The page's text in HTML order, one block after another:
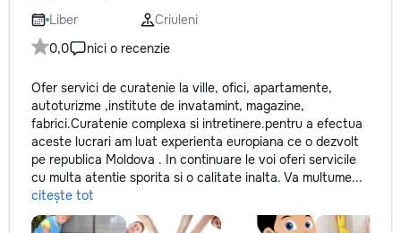
Liber
Criuleni
0,0
nici o recenzie
Ofer servici de curatenie la ville, ofici, apartamente,
autoturizme ,institute de invatamint, magazine,
fabrici.Curatenie complexa si intretinere.pentru a efectua
aceste lucrari am luat experienta europiana ce o dezvolt
pe republica Moldova . In continuare le voi oferi servicile
cu multa atentie sporita si o calitate inalta. Va multume...
citește tot